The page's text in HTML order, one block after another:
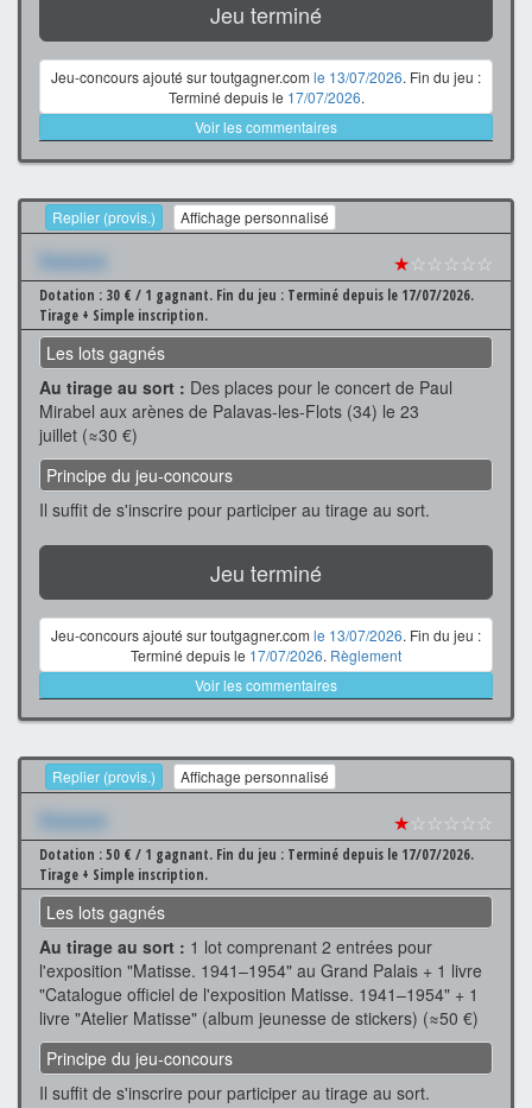
Jeu terminé
Jeu-concours ajouté sur toutgagner.com le 13/07/2026. Fin du jeu :
Terminé depuis le 17/07/2026.
Voir les commentaires
Replier (provis.) Affichage personnalisé
Xxxxxxx ★☆☆☆☆☆
Dotation : 30 € / 1 gagnant. Fin du jeu : Terminé depuis le 17/07/2026.
Tirage + Simple inscription.
Les lots gagnés
Au tirage au sort : Des places pour le concert de Paul
Mirabel aux arènes de Palavas-les-Flots (34) le 23
juillet (≈30 €)
Principe du jeu-concours
Il suffit de s'inscrire pour participer au tirage au sort.
Jeu terminé
Jeu-concours ajouté sur toutgagner.com le 13/07/2026. Fin du jeu :
Terminé depuis le 17/07/2026. Règlement
Voir les commentaires
Replier (provis.) Affichage personnalisé
Xxxxxxx ★☆☆☆☆☆
Dotation : 50 € / 1 gagnant. Fin du jeu : Terminé depuis le 17/07/2026.
Tirage + Simple inscription.
Les lots gagnés
Au tirage au sort : 1 lot comprenant 2 entrées pour
l'exposition "Matisse. 1941–1954" au Grand Palais + 1 livre
"Catalogue officiel de l'exposition Matisse. 1941–1954" + 1
livre "Atelier Matisse" (album jeunesse de stickers) (≈50 €)
Principe du jeu-concours
Il suffit de s'inscrire pour participer au tirage au sort.